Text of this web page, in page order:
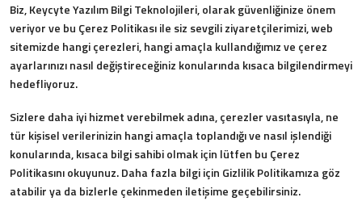
Biz, Keycyte Yazılım Bilgi Teknolojileri, olarak güvenliğinize önem
veriyor ve bu Çerez Politikası ile siz sevgili ziyaretçilerimizi, web
sitemizde hangi çerezleri, hangi amaçla kullandığımız ve çerez
ayarlarınızı nasıl değiştireceğiniz konularında kısaca bilgilendirmeyi
hedefliyoruz.
Sizlere daha iyi hizmet verebilmek adına, çerezler vasıtasıyla, ne
tür kişisel verilerinizin hangi amaçla toplandığı ve nasıl işlendiği
konularında, kısaca bilgi sahibi olmak için lütfen bu Çerez
Politikasını okuyunuz. Daha fazla bilgi için Gizlilik Politikamıza göz
atabilir ya da bizlerle çekinmeden iletişime geçebilirsiniz.